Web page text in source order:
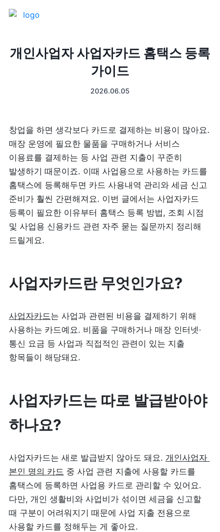
포스 프로그램
고객관리
매출 장부
프랜차이즈
키오스크
픽업주문
테이블주문
카페・베이커리
식당
도・소매업
꽃집
뷰티
피트니스 페이스패스
추천 조합
사장님 스토리
개인사업자 사업자카드 홈택스 등록
가이드
2026.06.05
창업을 하면 생각보다 카드로 결제하는 비용이 많아요.
매장 운영에 필요한 물품을 구매하거나 서비스
이용료를 결제하는 등 사업 관련 지출이 꾸준히
발생하기 때문이죠. 이때 사업용으로 사용하는 카드를
홈택스에 등록해두면 카드 사용내역 관리와 세금 신고
준비가 훨씬 간편해져요. 이번 글에서는 사업자카드
등록이 필요한 이유부터 홈택스 등록 방법, 조회 시점
및 사업용 신용카드 관련 자주 묻는 질문까지 정리해
드릴게요.
사업자카드란 무엇인가요?
사업자카드는 사업과 관련된 비용을 결제하기 위해
사용하는 카드예요. 비품을 구매하거나 매장 인터넷·
통신 요금 등 사업과 직접적인 관련이 있는 지출
항목들이 해당돼요.
사업자카드는 따로 발급받아야
하나요?
사업자카드는 새로 발급받지 않아도 돼요. 개인사업자
본인 명의 카드 중 사업 관련 지출에 사용할 카드를
홈택스에 등록하면 사업용 카드로 관리할 수 있어요.
다만, 개인 생활비와 사업비가 섞이면 세금을 신고할
때 구분이 어려워지기 때문에 사업 지출 전용으로
사용할 카드를 정해두는 게 좋아요.